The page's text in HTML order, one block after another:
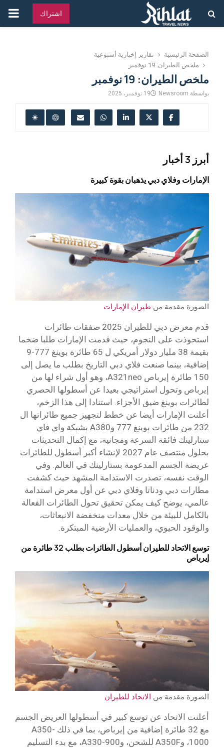
اشتراك
الصفحة الرئيسية
تقارير إخبارية أسبوعية
ملخص الطيران: 19 نوفمبر
ملخص الطيران: 19 نوفمبر
بواسطة Newsroom 19 نوفمبر، 2025
أبرز 3 أخبار
الإمارات وفلاي دبي يذهبان بقوة كبيرة
الصورة مقدمة من طيران الإمارات
قدم معرض دبي للطيران 2025 صفقات طائرات
استحوذت على النجوم، حيث قدمت الإمارات طلبا ضخما
بقيمة 38 مليار دولار أمريكي ل 65 طائرة بوينغ 777-9
إضافية، بينما صنعت فلاي دبي التاريخ بطلب ما يصل إلى
150 طائرة إيرباص A321neo، وهو أول شراء لها من
إيرباص وتحول استراتيجي بعيدا عن أسطولها الحصري
لطائرات بوينغ ضيق الأجزاء. استنادا إلى هذا الزخم،
أعلنت الإمارات أيضا عن خطط لتجهيز جميع طائراتها ال
232 من طائرات بوينغ 777 وA380 بشبكة واي فاي
ستارلينك فائقة السرعة ومجانية، مع إكمال التحديثات
بحلول منتصف عام 2027 لإنشاء أكبر أسطول للطائرات
عريضة الجسم المدعومة بستارلينك في العالم. وفي
الوقت نفسه، تصدرت الاستدامة المشهد حيث كشفت
مطارات دبي ودناتا وفلاي دبي عن أول معرض استدامة
عالمي، يوضح كيف يمكن تحقيق تحول الطائرات الفعالة
بالكامل للبيئة من خلال معدات منخفضة الانبعاثات،
والوقود الحيوي، والعمليات الأرضية المبتكرة.
توسع الاتحاد للطيران أسطول الطائرات بطلب 32 طائرة من
إيرباص
الصورة مقدمة من الاتحاد للطيران
أعلنت الاتحاد عن توسع كبير في أسطولها العريض الجسم
مع 32 طائرة إضافية من إيرباص، بما في ذلك A350-
1000، وA350F للشحن، وA330-900، مع بدء التسليم